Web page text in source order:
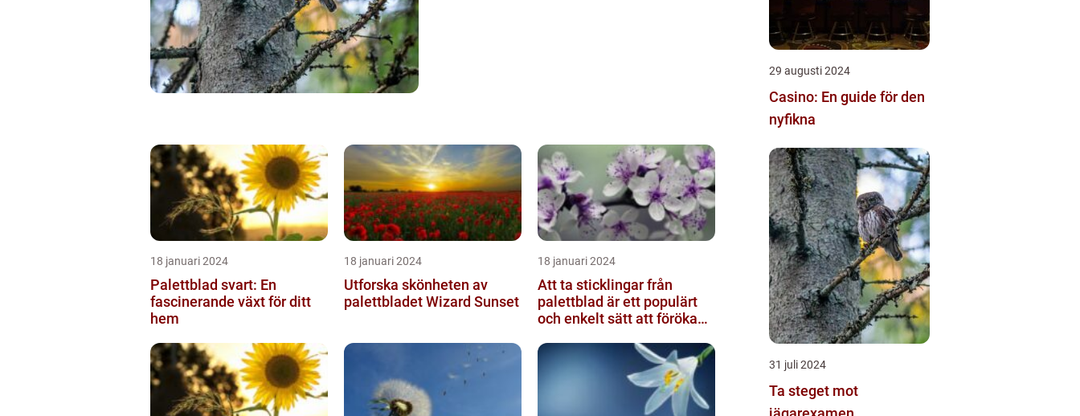
18 januari 2024
Palettblad svart: En
fascinerande växt för ditt
hem
18 januari 2024
Utforska skönheten av
palettbladet Wizard Sunset
18 januari 2024
Att ta sticklingar från
palettblad är ett populärt
och enkelt sätt att föröka
29 augusti 2024
Casino: En guide för den
nyfikna
31 juli 2024
Ta steget mot